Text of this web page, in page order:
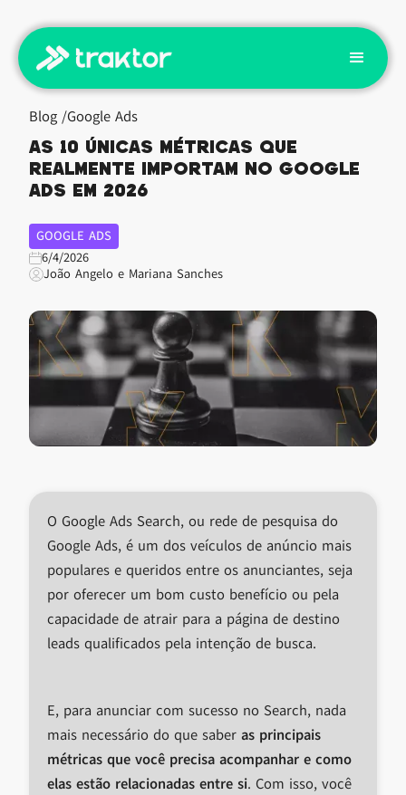
Blog /Google Ads
As 10 únicas métricas que
realmente importam no Google
Ads em 2026
GOOGLE ADS
6/4/2026
João Angelo e Mariana Sanches
O Google Ads Search, ou rede de pesquisa do
Google Ads, é um dos veículos de anúncio mais
populares e queridos entre os anunciantes, seja
por oferecer um bom custo benefício ou pela
capacidade de atrair para a página de destino
leads qualificados pela intenção de busca.
E, para anunciar com sucesso no Search, nada
mais necessário do que saber as principais
métricas que você precisa acompanhar e como
elas estão relacionadas entre si. Com isso, você